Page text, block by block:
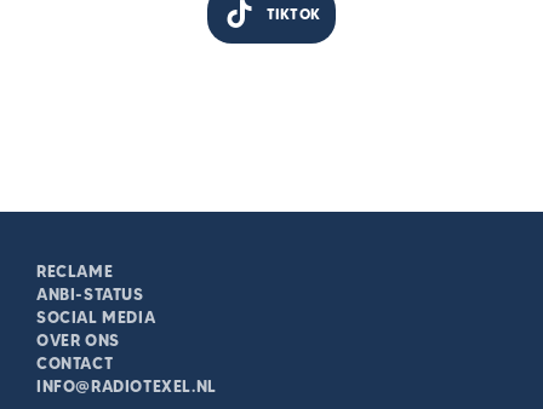
TIKTOK
RECLAME
ANBI-STATUS
SOCIAL MEDIA
OVER ONS
CONTACT
INFO@RADIOTEXEL.NL